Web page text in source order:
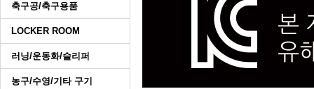
축구공/축구용품
LOCKER ROOM
러닝/운동화/슬리퍼
농구/수영/기타 구기